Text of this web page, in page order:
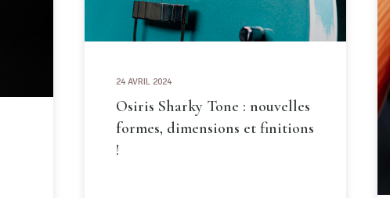
24 AVRIL 2024
Osiris Sharky Tone : nouvelles
formes, dimensions et finitions
!